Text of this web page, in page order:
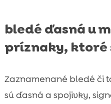
bledé ďasná u
príznaky, ktoré
Zaznamenané bledé či
sú ďasná a spojivky,